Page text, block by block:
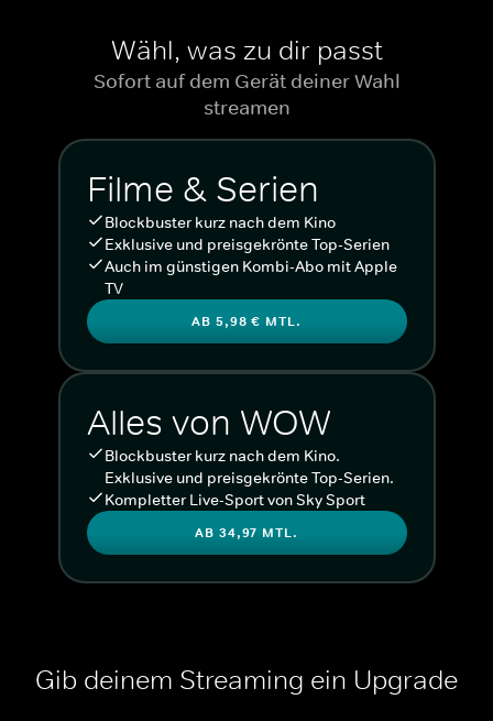
Wähl, was zu dir passt
Sofort auf dem Gerät deiner Wahl
streamen
Filme & Serien
Blockbuster kurz nach dem Kino
Exklusive und preisgekrönte Top-Serien
Auch im günstigen Kombi-Abo mit Apple
TV
AB 5,98 € MTL.
Alles von WOW
Blockbuster kurz nach dem Kino.
Exklusive und preisgekrönte Top-Serien.
Kompletter Live-Sport von Sky Sport
AB 34,97 MTL.
Gib deinem Streaming ein Upgrade